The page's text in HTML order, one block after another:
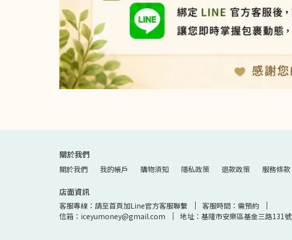
關於我們
關於我們 我的帳戶 購物須知 隱私政策 退款政策 服務條款
店面資訊
客服專線：請至首頁加Line官方客服聯繫
客服時間：需預約
信箱：iceyumoney@gmail.com
地址：基隆市安樂區基金三路131號